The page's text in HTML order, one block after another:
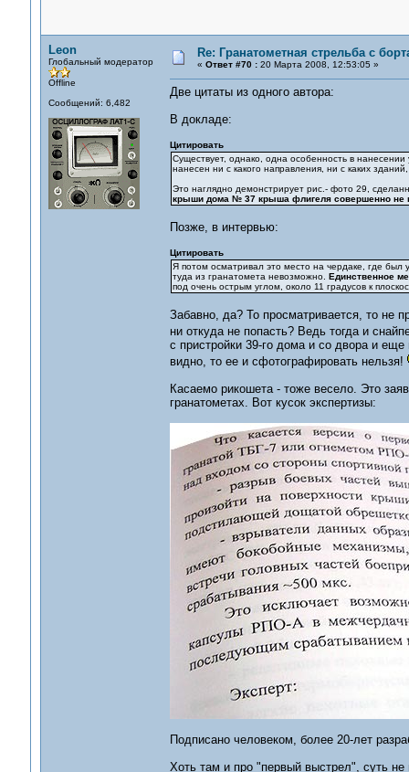
Leon
Глобальный модератор
Offline
Сообщений: 6,482
Re: Гранатометная стрельба с
« Ответ #70 :20 Марта 2008, 12:53:05 »
Две цитаты из одного автора:
В докладе:
Цитировать
Существует, однако, одна особенность в
нанесен ни с какого направления, ни с каких
Это наглядно демонстрирует рис.- фото 29,
крыши дома № 37 крыша флигеля совершенно не
Позже, в интервью:
Цитировать
Я потом осматривал это место на чердаке, где был
туда из гранатомета невозможно. Единственное
под очень острым углом, около 11 градусов к
Забавно, да? То просматривается, то не
ни откуда не попасть? Ведь тогда и
с пристройки 39-го дома и со двора и
видно, то ее и сфотографировать нельзя!
Касаемо рикошета - тоже весело. Это
гранатометах. Вот кусок экспертизы:
Подписано человеком, более 20-лет
Хоть там и про "первый выстрел", суть не